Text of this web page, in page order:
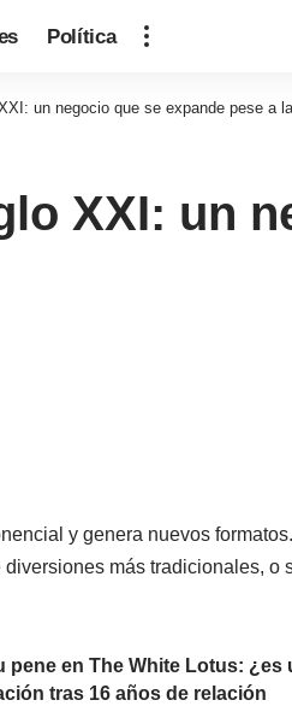
Política
un negocio que se expande pese a
XXI: un
y genera nuevos
más tradicionales, o
en The White Lotus: ¿es
tras 16 años de relación